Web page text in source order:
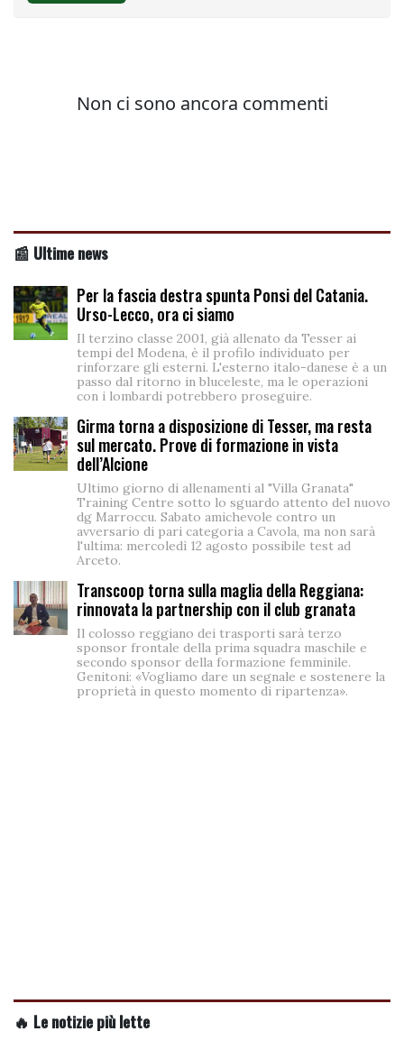
📰 Ultime news
Per la fascia destra spunta Ponsi del Catania.
Urso-Lecco, ora ci siamo
Il terzino classe 2001, già allenato da Tesser ai
tempi del Modena, è il profilo individuato per
rinforzare gli esterni. L'esterno italo-danese è a un
passo dal ritorno in bluceleste, ma le operazioni
con i lombardi potrebbero proseguire.
Girma torna a disposizione di Tesser, ma resta
sul mercato. Prove di formazione in vista
dell’Alcione
Ultimo giorno di allenamenti al "Villa Granata"
Training Centre sotto lo sguardo attento del nuovo
dg Marroccu. Sabato amichevole contro un
avversario di pari categoria a Cavola, ma non sarà
l'ultima: mercoledì 12 agosto possibile test ad
Arceto.
Transcoop torna sulla maglia della Reggiana:
rinnovata la partnership con il club granata
Il colosso reggiano dei trasporti sarà terzo
sponsor frontale della prima squadra maschile e
secondo sponsor della formazione femminile.
Genitoni: «Vogliamo dare un segnale e sostenere la
proprietà in questo momento di ripartenza».
🔥 Le notizie più lette